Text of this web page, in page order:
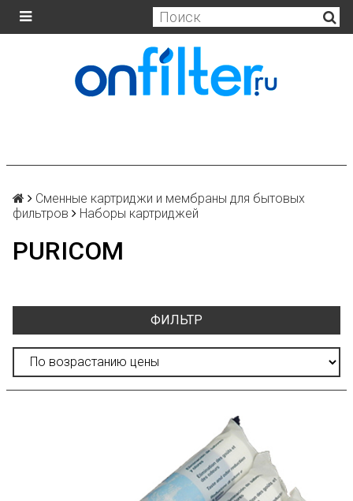
Сменные картриджи и мембраны для бытовых
фильтров
Наборы картриджей
PURICOM
ФИЛЬТР